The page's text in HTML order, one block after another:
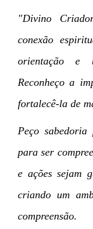
"Divino
conexão
orientação e
Reconheço a
fortalecê-la de
Peço sabedoria
para ser
e ações sejam
criando um
compreensão.